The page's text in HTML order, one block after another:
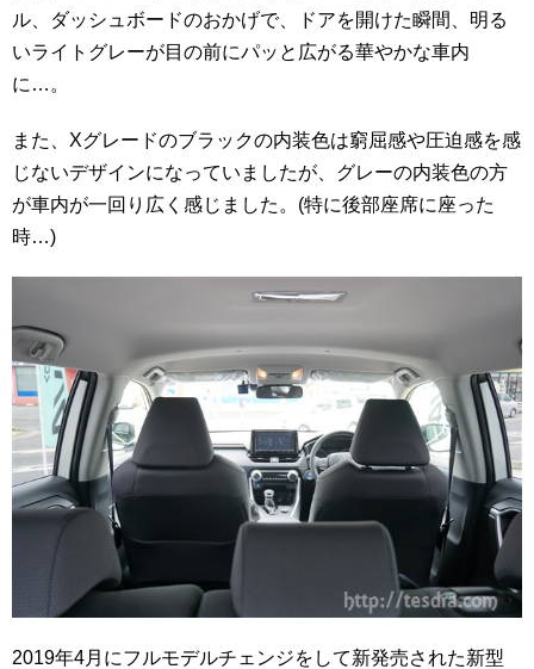
ル、ダッシュボードのおかげで、ドアを開けた瞬間、明る
いライトグレーが目の前にパッと広がる華やかな車内
に…。
また、Xグレードのブラックの内装色は窮屈感や圧迫感を感
じないデザインになっていましたが、グレーの内装色の方
が車内が一回り広く感じました。(特に後部座席に座った
時…)
2019年4月にフルモデルチェンジをして新発売された新型